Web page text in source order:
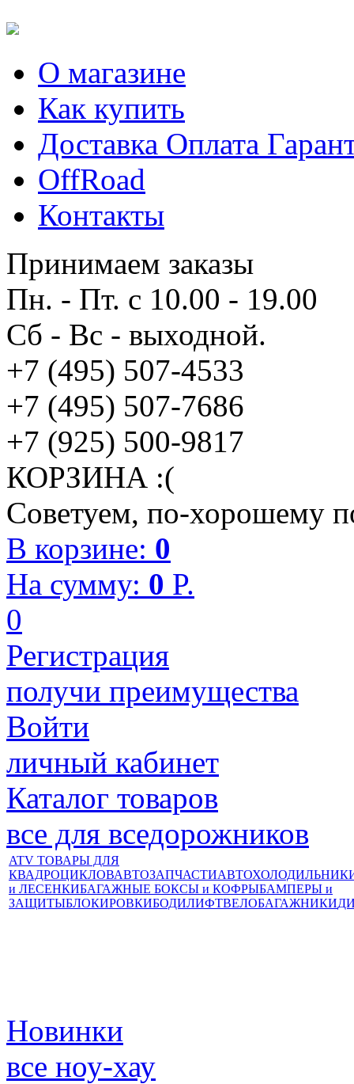
О магазине
Как купить
Доставка Оплата
OffRoad
Контакты
Принимаем заказы
Пн. - Пт. с 10.00 - 19.00
Сб - Вс - выходной.
+7 (495) 507-4533
+7 (495) 507-7686
+7 (925) 500-9817
КОРЗИНА :(
Советуем, по-хорошему
В корзине: 0
На сумму: 0 P.
0
Регистрация
получи преимущества
Войти
личный кабинет
Каталог товаров
все для вседорожников
ATV ТОВАРЫ ДЛЯ
КВАДРОЦИКЛОВАВТОЗАПЧАСТИ
и ЛЕСЕНКИБАГАЖНЫЕ БОКСЫ и КОФРЫБАМПЕРЫ и
ЗАЩИТЫБЛОКИРОВКИБОДИЛИФТВЕЛОБАГАЖНИКИ
Новинки
все ноу-хау